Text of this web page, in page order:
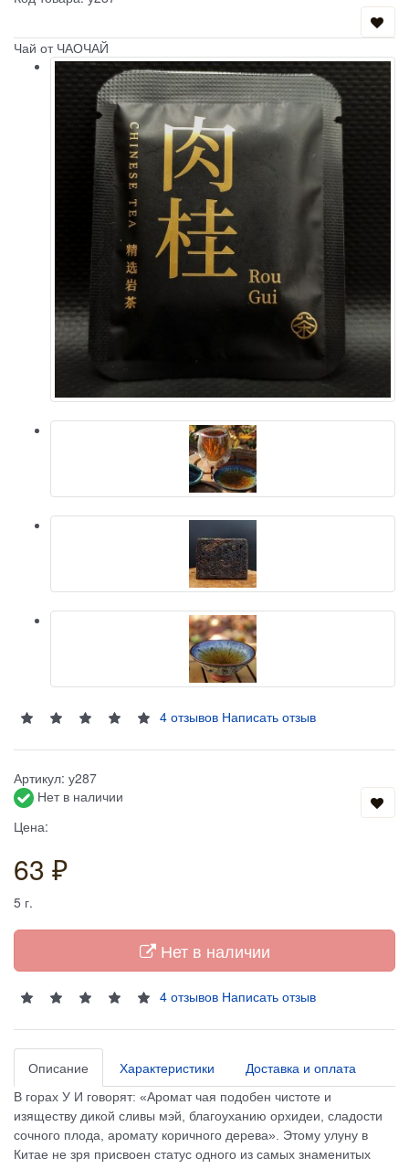
Чай от ЧАОЧАЙ
4 отзывов Написать отзыв
Артикул: у287
Нет в наличии
Цена:
63 ₽
5 г.
Нет в наличии
4 отзывов Написать отзыв
Описание Характеристики Доставка и оплата
В горах У И говорят: «Аромат чая подобен чистоте и
изяществу дикой сливы мэй, благоуханию орхидеи, сладости
сочного плода, аромату коричного дерева». Этому улуну в
Китае не зря присвоен статус одного из самых знаменитых